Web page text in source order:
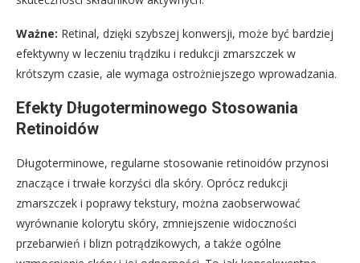
Ważne: Retinal, dzięki szybszej konwersji, może być bardziej
efektywny w leczeniu trądziku i redukcji zmarszczek w
krótszym czasie, ale wymaga ostrożniejszego wprowadzania.
Efekty Długoterminowego Stosowania
Retinoidów
Długoterminowe, regularne stosowanie retinoidów przynosi
znaczące i trwałe korzyści dla skóry. Oprócz redukcji
zmarszczek i poprawy tekstury, można zaobserwować
wyrównanie kolorytu skóry, zmniejszenie widoczności
przebarwień i blizn potrądzikowych, a także ogólne